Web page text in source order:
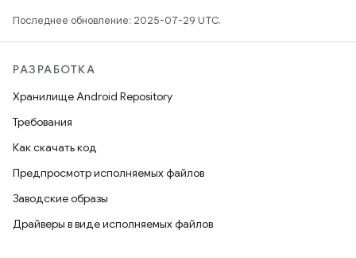
Последнее обновление: 2025-07-29 UTC.
РАЗРАБОТКА
Хранилище Android Repository
Требования
Как скачать код
Предпросмотр исполняемых файлов
Заводские образы
Драйверы в виде исполняемых файлов